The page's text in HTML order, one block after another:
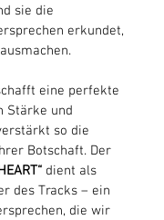
sie die
erkundet,
eine perfekte
Stärke und
so die
Botschaft. Der
dient als
des Tracks – ein
die wir